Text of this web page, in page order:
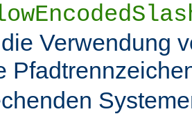
Verwendung